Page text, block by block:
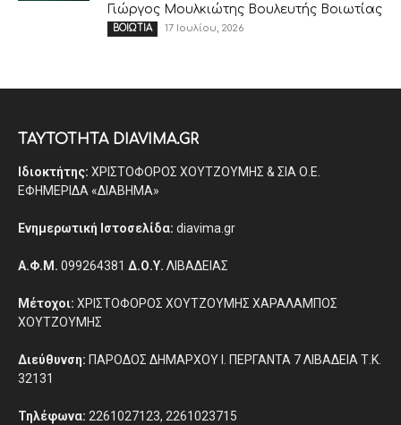
Γιώργος Μουλκιώτης Βουλευτής Βοιωτίας
ΒΟΙΩΤΙΑ 17 Ιουλίου, 2026
ΤΑΥΤΟΤΗΤΑ DIAVIMA.GR
Ιδιοκτήτης: ΧΡΙΣΤΟΦΟΡΟΣ ΧΟΥΤΖΟΥΜΗΣ & ΣΙΑ Ο.Ε.
ΕΦΗΜΕΡΙΔΑ «ΔΙΑΒΗΜΑ»
Ενημερωτική Ιστοσελίδα: diavima.gr
Α.Φ.Μ. 099264381 Δ.Ο.Υ. ΛΙΒΑΔΕΙΑΣ
Μέτοχοι: ΧΡΙΣΤΟΦΟΡΟΣ ΧΟΥΤΖΟΥΜΗΣ ΧΑΡΑΛΑΜΠΟΣ
ΧΟΥΤΖΟΥΜΗΣ
Διεύθυνση: ΠΑΡΟΔΟΣ ΔΗΜΑΡΧΟΥ Ι. ΠΕΡΓΑΝΤΑ 7 ΛΙΒΑΔΕΙΑ Τ.Κ.
32131
Τηλέφωνα: 2261027123, 2261023715